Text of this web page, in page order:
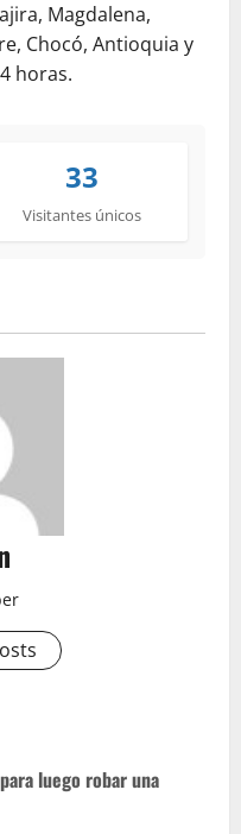
Magdalena,
Chocó, Antioquia y
horas.
33
Visitantes únicos
luego robar una